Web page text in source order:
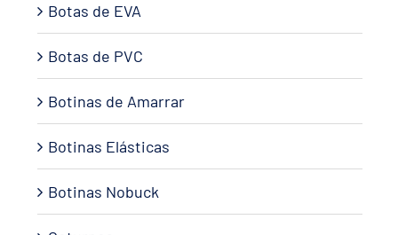
Botas de EVA
Botas de PVC
Botinas de Amarrar
Botinas Elásticas
Botinas Nobuck